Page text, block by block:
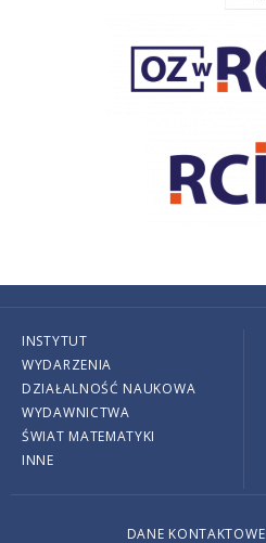
INSTYTUT
WYDARZENIA
DZIAŁALNOŚĆ NAUKOWA
WYDAWNICTWA
ŚWIAT MATEMATYKI
INNE
DANE KONTAKTOWE